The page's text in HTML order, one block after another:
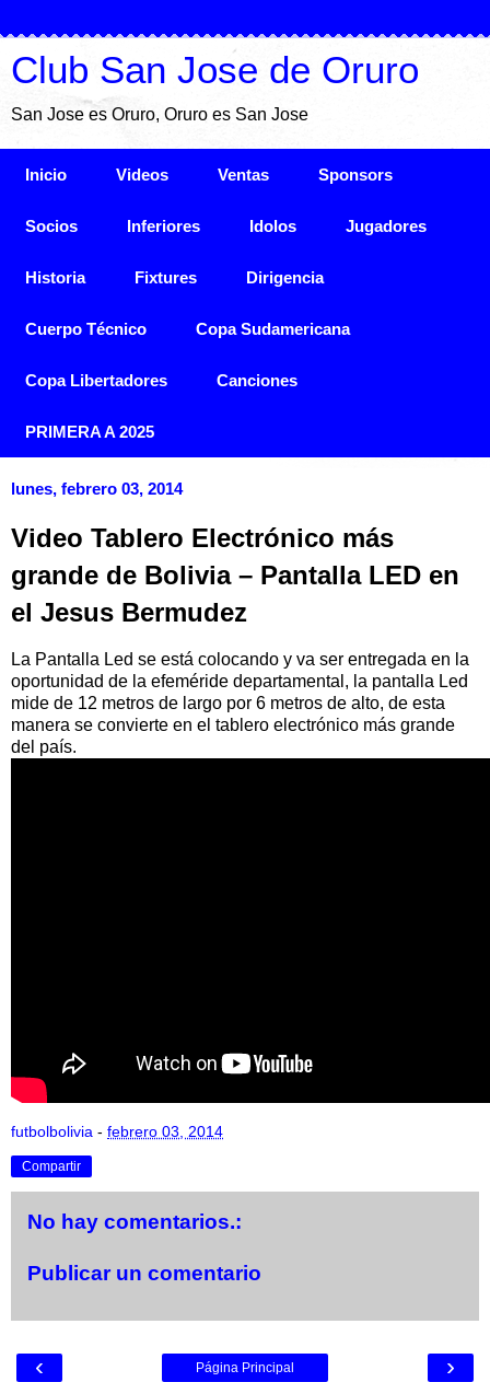
Club San Jose de Oruro
San Jose es Oruro, Oruro es San Jose
Inicio Videos Ventas Sponsors
Socios Inferiores Idolos Jugadores
Historia Fixtures Dirigencia
Cuerpo Técnico Copa Sudamericana
Copa Libertadores Canciones
PRIMERA A 2025
lunes, febrero 03, 2014
Video Tablero Electrónico más
grande de Bolivia – Pantalla LED en
el Jesus Bermudez
La Pantalla Led se está colocando y va ser entregada en la
oportunidad de la efeméride departamental, la pantalla Led
mide de 12 metros de largo por 6 metros de alto, de esta
manera se convierte en el tablero electrónico más grande
del país.
futbolbolivia - febrero 03, 2014
Compartir
No hay comentarios.:
Publicar un comentario
‹ ›
Página Principal